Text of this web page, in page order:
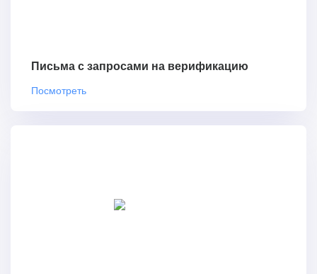
Письма с запросами на верификацию
Посмотреть